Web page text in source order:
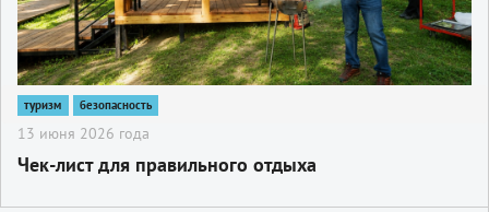
туризм безопасность
13 июня 2026 года
Чек-лист для правильного отдыха